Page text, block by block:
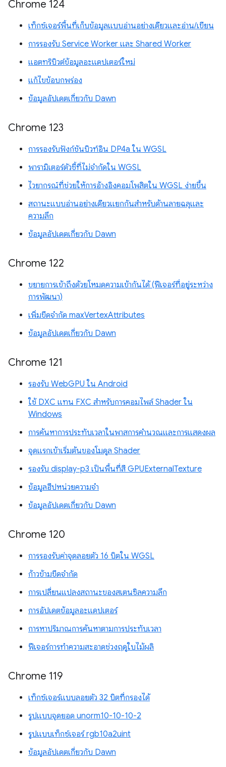
Chrome 124
เท็กซ์เจอร์พื้นที่เก็บข้อมูลแบบอ่านอย่างเดียวและอ่าน/เขียน
การรองรับ Service Worker และ Shared Worker
แอตทริบิวต์ข้อมูลอะแดปเตอร์ใหม่
แก้ไขข้อบกพร่อง
ข้อมูลอัปเดตเกี่ยวกับ Dawn
Chrome 123
การรองรับฟังก์ชันบิวท์อิน DP4a ใน WGSL
พารามิเตอร์ตัวชี้ที่ไม่จำกัดใน WGSL
ไวยากรณ์ที่ช่วยให้การอ้างอิงคอมโพสิตใน WGSL ง่ายขึ้น
สถานะแบบอ่านอย่างเดียวแยกกันสำหรับด้านลายฉลุและ
ความลึก
ข้อมูลอัปเดตเกี่ยวกับ Dawn
Chrome 122
ขยายการเข้าถึงด้วยโหมดความเข้ากันได้ (ฟีเจอร์ที่อยู่ระหว่าง
การพัฒนา)
เพิ่มขีดจำกัด maxVertexAttributes
ข้อมูลอัปเดตเกี่ยวกับ Dawn
Chrome 121
รองรับ WebGPU ใน Android
ใช้ DXC แทน FXC สำหรับการคอมไพล์ Shader ใน
Windows
การค้นหาการประทับเวลาในพาสการคำนวณและการแสดงผล
จุดแรกเข้าเริ่มต้นของโมดูล Shader
รองรับ display-p3 เป็นพื้นที่สี GPUExternalTexture
ข้อมูลฮีปหน่วยความจำ
ข้อมูลอัปเดตเกี่ยวกับ Dawn
Chrome 120
การรองรับค่าจุดลอยตัว 16 บิตใน WGSL
ก้าวข้ามขีดจำกัด
การเปลี่ยนแปลงสถานะของสเตนซิลความลึก
การอัปเดตข้อมูลอะแดปเตอร์
การหาปริมาณการค้นหาตามการประทับเวลา
ฟีเจอร์การทำความสะอาดช่วงฤดูใบไม้ผลิ
Chrome 119
เท็กซ์เจอร์แบบลอยตัว 32 บิตที่กรองได้
รูปแบบจุดยอด unorm10-10-10-2
รูปแบบเท็กซ์เจอร์ rgb10a2uint
ข้อมูลอัปเดตเกี่ยวกับ Dawn